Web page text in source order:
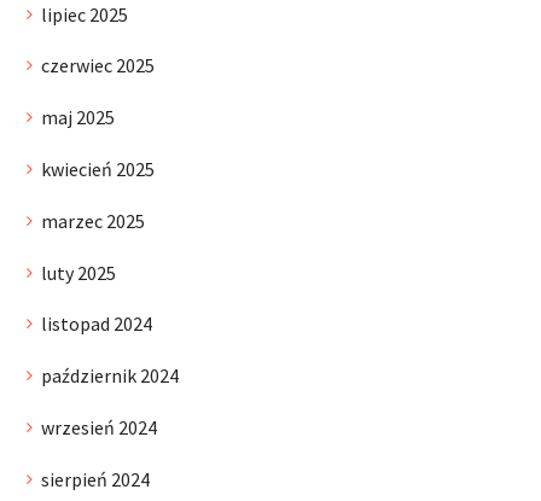
lipiec 2025
czerwiec 2025
maj 2025
kwiecień 2025
marzec 2025
luty 2025
listopad 2024
październik 2024
wrzesień 2024
sierpień 2024